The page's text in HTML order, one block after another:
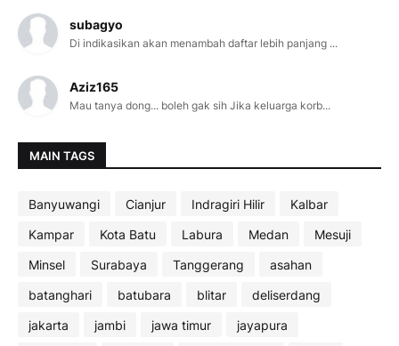
subagyo
Di indikasikan akan menambah daftar lebih panjang ...
Aziz165
Mau tanya dong... boleh gak sih Jika keluarga korb...
MAIN TAGS
Banyuwangi Cianjur Indragiri Hilir
Kalbar
Kampar
Kota Batu Labura Medan
Mesuji
Minsel
Surabaya Tanggerang
asahan
batanghari
batubara blitar
deliserdang
jakarta
jambi jawa timur
jayapura